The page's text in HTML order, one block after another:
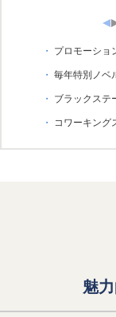
プロモーショ
毎年特別ノベ
ブラックステ
コワーキング
魅